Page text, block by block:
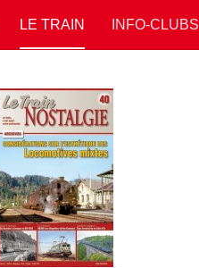
LE TRAIN INFO-CLUBS